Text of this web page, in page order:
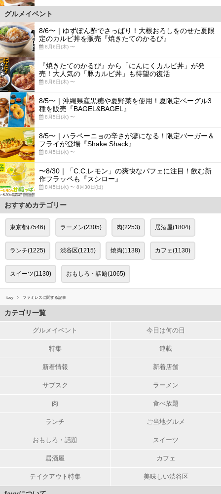
グルメイベント
8/6〜｜ゆずぽん酢でさっぱり！大根おろしをのせた夏限
定のカルビ丼を販売『焼きたてのかるび』
8月6日(木) 〜
『焼きたてのかるび』から「にんにくカルビ丼」が発
売！大人気の「豚カルビ丼」も待望の復活
8月6日(木) 〜
8/5〜｜沖縄県産黒糖や夏野菜を使用！夏限定ベーグル3
種を販売『BAGEL&BAGEL』
8月5日(水) 〜
8/5〜｜ハラペーニョの辛さが癖になる！限定バーガー＆
フライが登場『Shake Shack』
8月5日(水) 〜
〜8/30｜「C.C.レモン」の爽快なパフェに注目！飲む新
作フラッペも『スシロー』
8月5日(水) 〜 8月30日(日)
おすすめカテゴリー
東京都(7546) ラーメン(2305) 肉(2253) 居酒屋(1804)
ランチ(1225) 渋谷区(1215) 焼肉(1138) カフェ(1130)
スイーツ(1130) おもしろ・話題(1065)
favy ファミレスに関する記事
カテゴリ一覧
グルメイベント 今日は何の日
特集 連載
新着情報 新着店舗
サブスク ラーメン
肉 食べ放題
ランチ ご当地グルメ
おもしろ・話題 スイーツ
居酒屋 カフェ
テイクアウト特集 美味しい渋谷区